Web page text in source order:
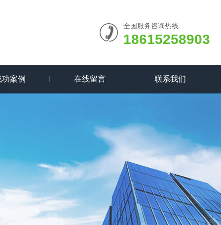
全国服务咨询热线:
18615258903
功案例 在线留言 联系我们